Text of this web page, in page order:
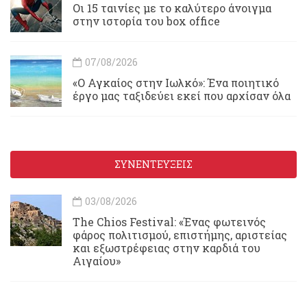
Οι 15 ταινίες με το καλύτερο άνοιγμα
στην ιστορία του box office
07/08/2026
«Ο Αγκαίος στην Ιωλκό»: Ένα ποιητικό
έργο μας ταξιδεύει εκεί που αρχίσαν όλα
ΣΥΝΕΝΤΕΥΞΕΙΣ
03/08/2026
Τhe Chios Festival: «Ένας φωτεινός
φάρος πολιτισμού, επιστήμης, αριστείας
και εξωστρέφειας στην καρδιά του
Αιγαίου»